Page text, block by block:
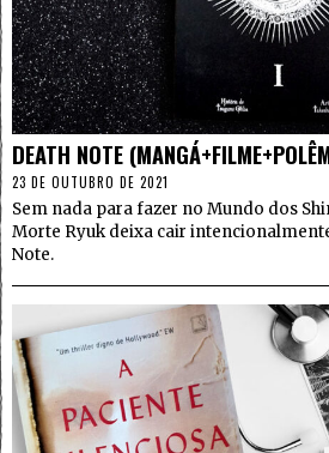
DEATH NOTE
23 DE OUTUBRO DE 2021
Sem nada para fazer no Mundo dos
Morte Ryuk deixa cair
Note.